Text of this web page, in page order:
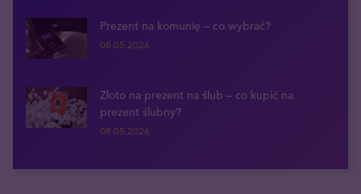
Prezent na komunię – co wybrać?
08.05.2026
Złoto na prezent na ślub – co kupić na
prezent ślubny?
08.05.2026